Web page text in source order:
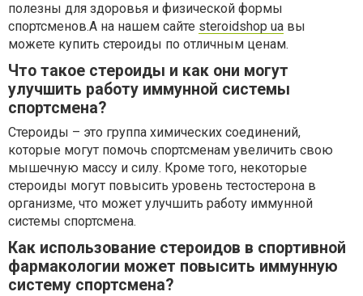
полезны для здоровья и физической формы
спортсменов.А на нашем сайте steroidshop ua вы
можете купить стероиды по отличным ценам.
Что такое стероиды и как они могут
улучшить работу иммунной системы
спортсмена?
Стероиды – это группа химических соединений,
которые могут помочь спортсменам увеличить свою
мышечную массу и силу. Кроме того, некоторые
стероиды могут повысить уровень тестостерона в
организме, что может улучшить работу иммунной
системы спортсмена.
Как использование стероидов в спортивной
фармакологии может повысить иммунную
систему спортсмена?